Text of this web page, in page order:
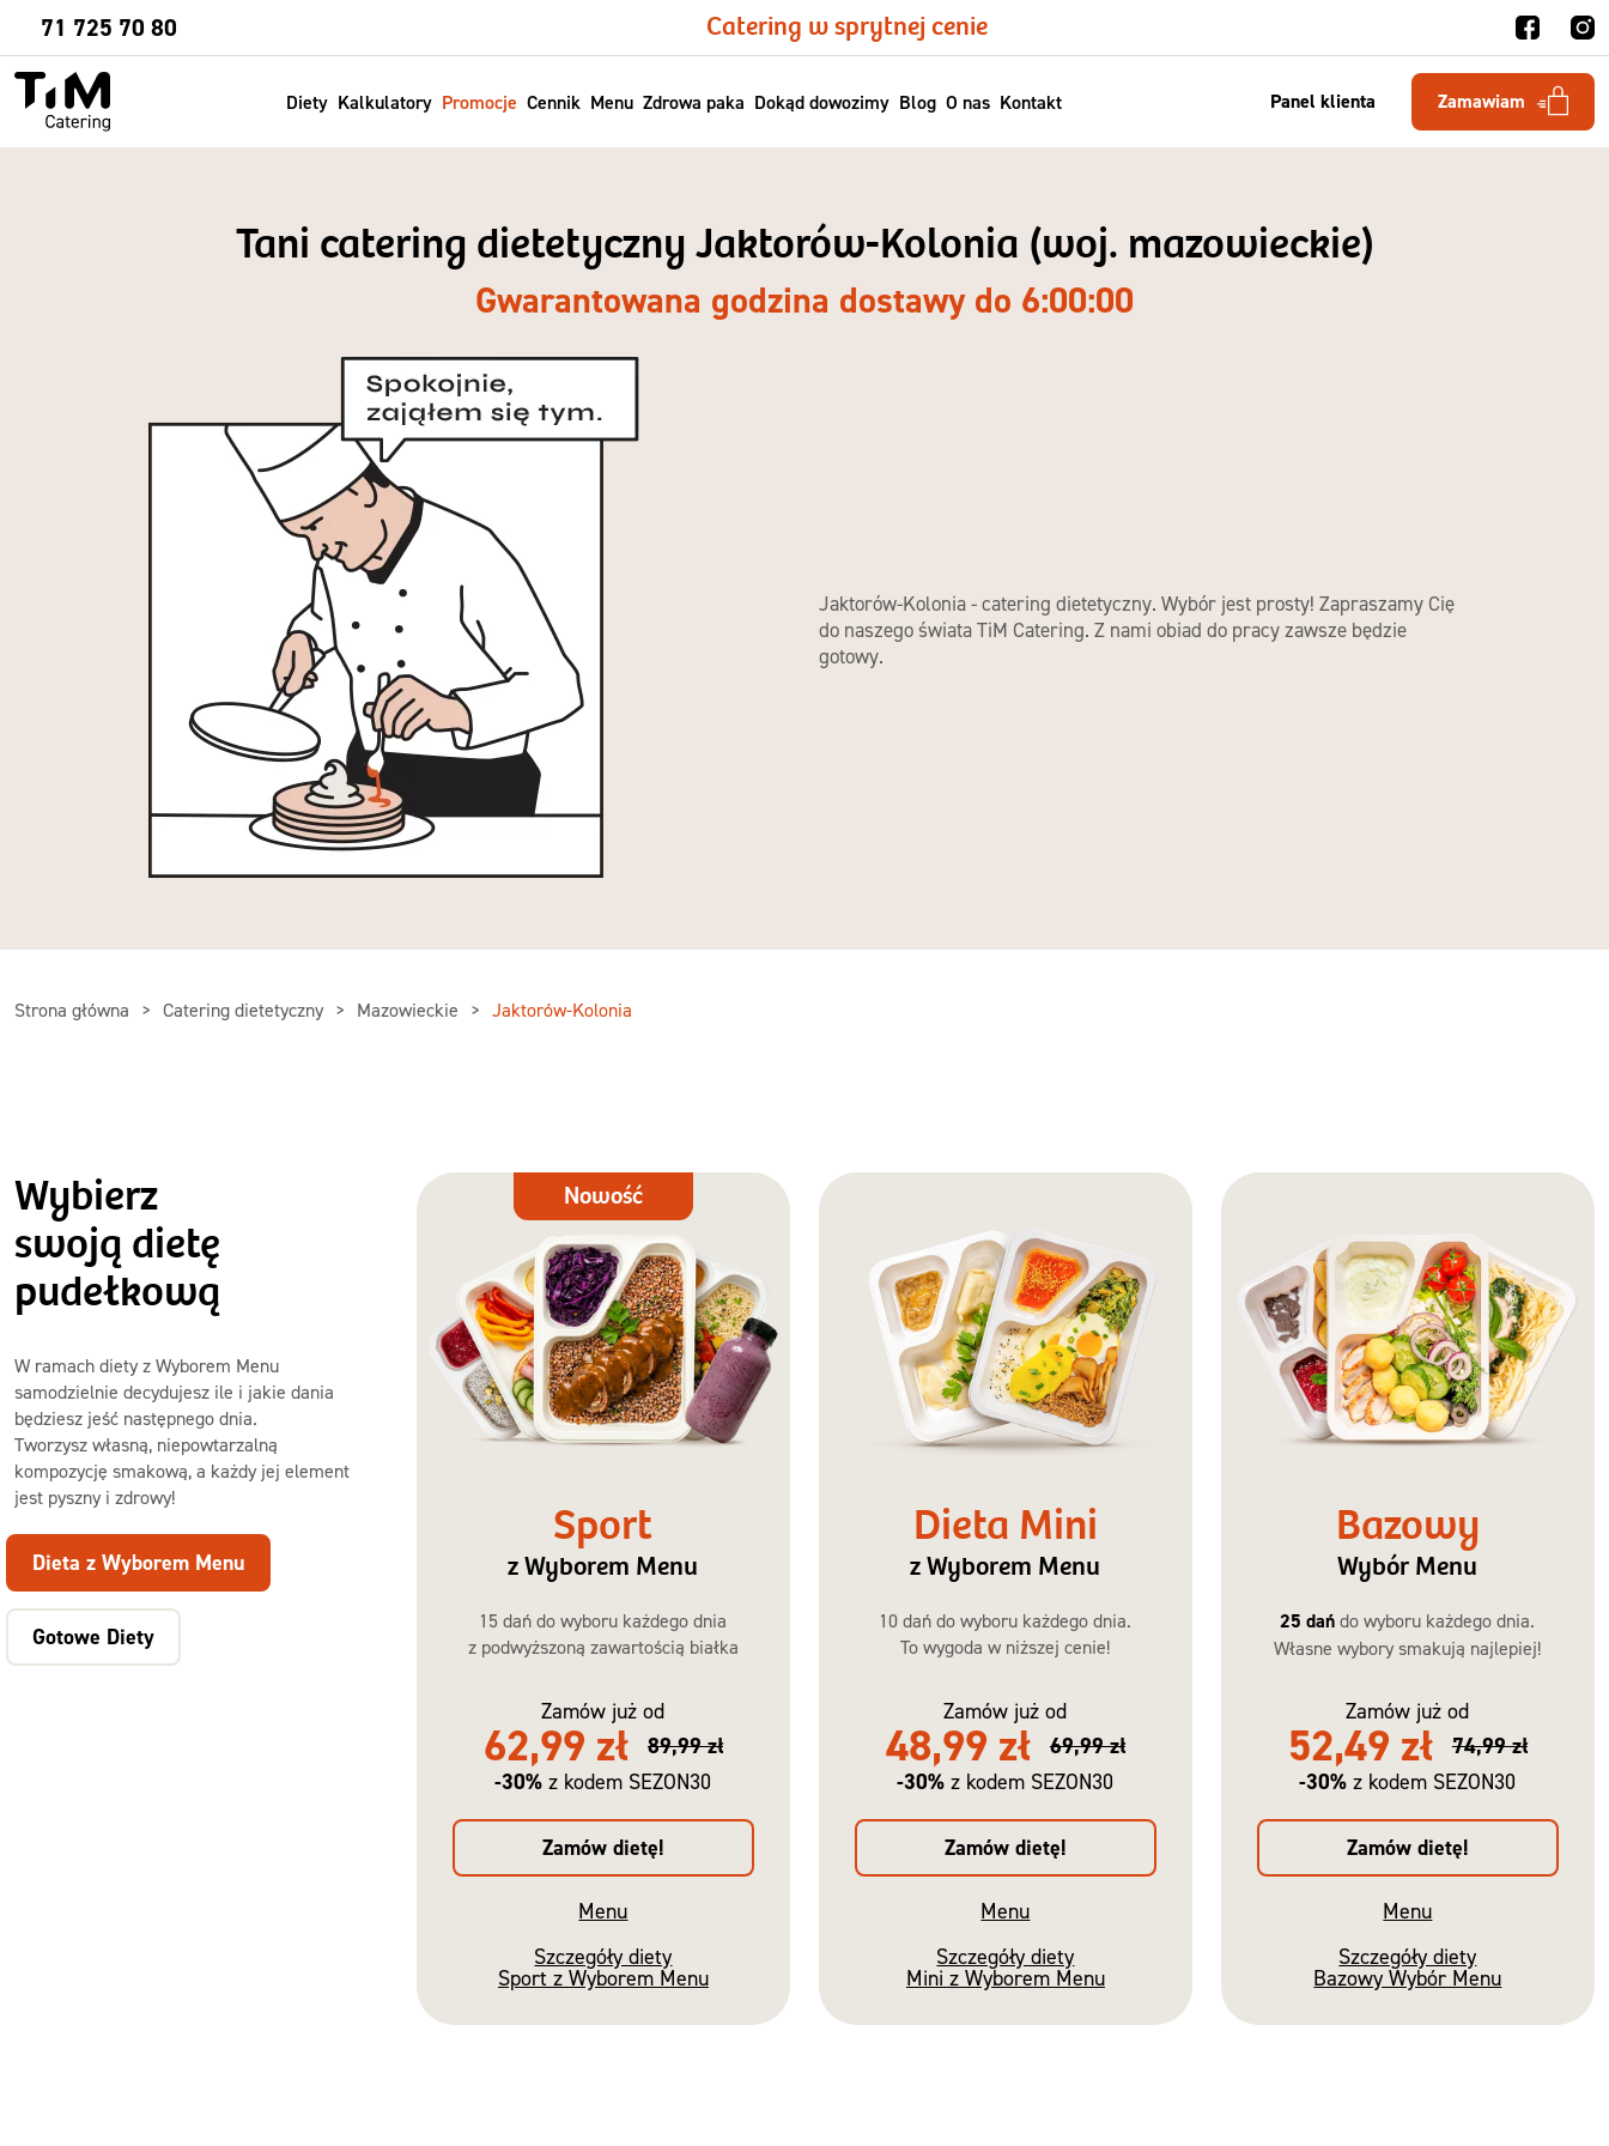
71 725 70 80 Catering w sprytnej cenie
Panel klienta Zamawiam
Diety Kalkulatory Promocje Cennik Menu Zdrowa paka Dokąd dowozimy Blog O nas Kontakt
Sprawdź
Tani catering dietetyczny Jaktorów-Kolonia (woj. mazowieckie)
Gwarantowana godzina dostawy do 6:00:00
Jaktorów-Kolonia - catering dietetyczny. Wybór jest prosty! Zapraszamy Cię
do naszego świata TiM Catering. Z nami obiad do pracy zawsze będzie
gotowy.
Strona główna Catering dietetyczny Mazowieckie Jaktorów-Kolonia
Wybierz
swoją dietę
pudełkową
W ramach diety z Wyborem Menu
samodzielnie decydujesz ile i jakie dania
będziesz jeść następnego dnia.
Tworzysz własną, niepowtarzalną
kompozycję smakową, a każdy jej element
jest pyszny i zdrowy!
Dieta z Wyborem Menu
Gotowe Diety
Dieta
Nowość
Sport
z Wyborem Menu
15 dań do wyboru każdego dnia
z podwyższoną zawartością białka
Zamów już od
62,99 zł
89,99 zł
-30% z kodem SEZON30
Zamów dietę!
Menu
Szczegóły diety
Sport z Wyborem Menu
Dieta Mini
z Wyborem Menu
10 dań do wyboru każdego dnia.
To wygoda w niższej cenie!
Zamów już od
48,99 zł
69,99 zł
-30% z kodem SEZON30
Zamów dietę!
Menu
Szczegóły diety
Mini z Wyborem Menu
Bazowy
Wybór Menu
25 dań do wyboru każdego dnia.
Własne wybory smakują najlepiej!
Zamów już od
52,49 zł
74,99 zł
-30% z kodem SEZON30
Zamów dietę!
Menu
Szczegóły diety
Bazowy Wybór Menu